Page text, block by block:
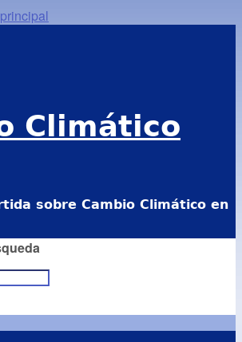
Climático
sobre Cambio Climático en